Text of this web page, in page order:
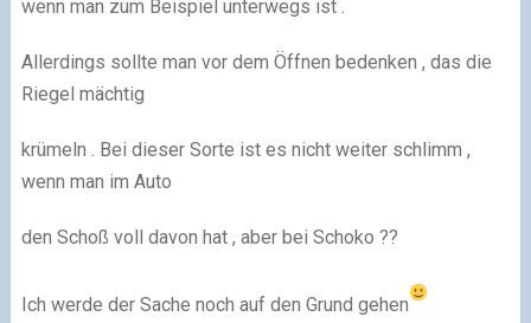
wenn man zum Beispiel unterwegs ist .
Allerdings sollte man vor dem Öffnen bedenken , das die
Riegel mächtig
krümeln . Bei dieser Sorte ist es nicht weiter schlimm ,
wenn man im Auto
den Schoß voll davon hat , aber bei Schoko ??
Ich werde der Sache noch auf den Grund gehen